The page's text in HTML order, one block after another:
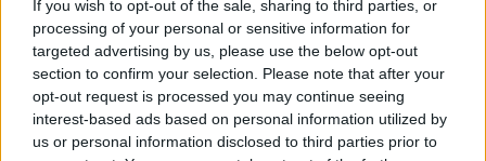
If you wish to opt-out of the sale, sharing to third parties, or
processing of your personal or sensitive information for
targeted advertising by us, please use the below opt-out
section to confirm your selection. Please note that after your
opt-out request is processed you may continue seeing
interest-based ads based on personal information utilized by
us or personal information disclosed to third parties prior to